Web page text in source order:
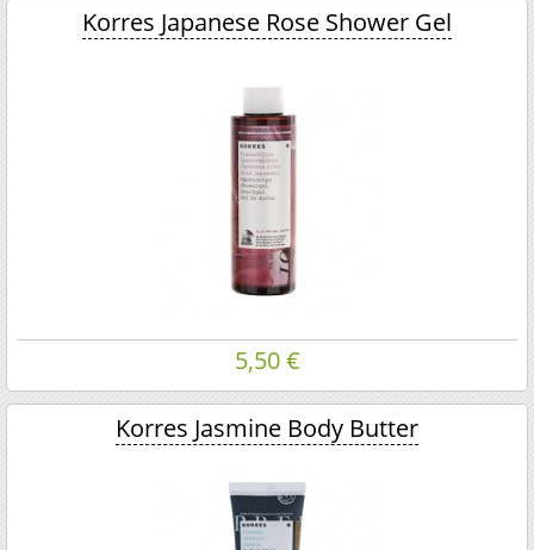
Korres Japanese Rose Shower Gel
5,50 €
Korres Jasmine Body Butter